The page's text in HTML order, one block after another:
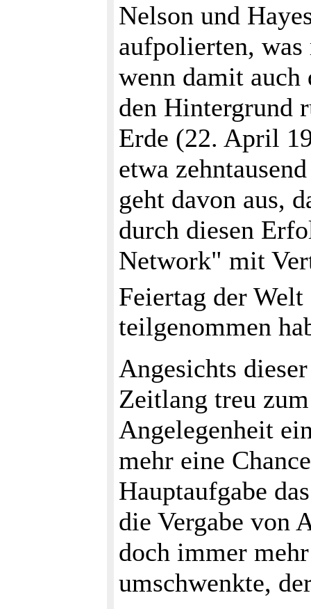
Nelson und
aufpolierten, was
wenn damit
den Hintergrund
Erde (22. April
etwa
geht davon aus,
durch diesen
Network" mit
Feiertag der
teilgenommen
Angesichts
Zeitlang treu
Angelegenheit
mehr eine
Hauptaufgabe
die Vergabe von
doch immer
umschwenkte,